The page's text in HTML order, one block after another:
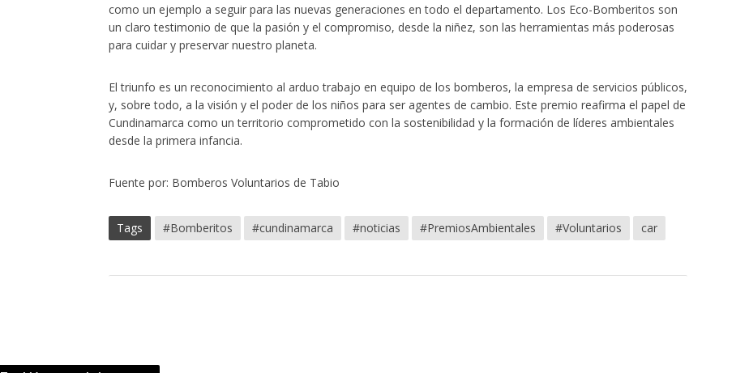
como un ejemplo a seguir para las nuevas generaciones en todo el departamento. Los Eco-Bomberitos son
un claro testimonio de que la pasión y el compromiso, desde la niñez, son las herramientas más poderosas
para cuidar y preservar nuestro planeta.
El triunfo es un reconocimiento al arduo trabajo en equipo de los bomberos, la empresa de servicios públicos,
y, sobre todo, a la visión y el poder de los niños para ser agentes de cambio. Este premio reafirma el papel de
Cundinamarca como un territorio comprometido con la sostenibilidad y la formación de líderes ambientales
desde la primera infancia.
Fuente por: Bomberos Voluntarios de Tabio
Tags #Bomberitos #cundinamarca #noticias #PremiosAmbientales #Voluntarios car